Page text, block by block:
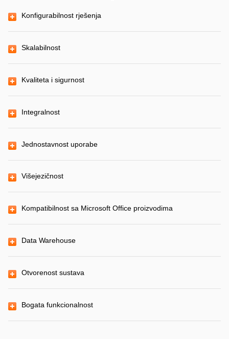
Konfigurabilnost rješenja
Skalabilnost
Kvaliteta i sigurnost
Integralnost
Jednostavnost uporabe
Višejezičnost
Kompatibilnost sa Microsoft Office proizvodima
Data Warehouse
Otvorenost sustava
Bogata funkcionalnost